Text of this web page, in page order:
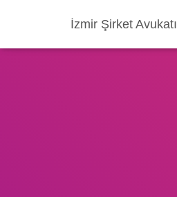
İzmir Şirket Avukatı